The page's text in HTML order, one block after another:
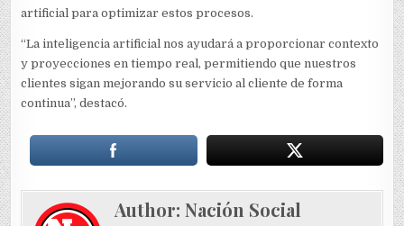
artificial para optimizar estos procesos.
“La inteligencia artificial nos ayudará a proporcionar contexto
y proyecciones en tiempo real, permitiendo que nuestros
clientes sigan mejorando su servicio al cliente de forma
continua”, destacó.
Author:Nación Social